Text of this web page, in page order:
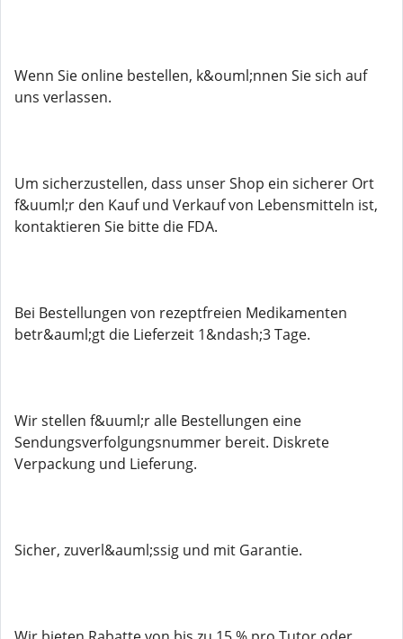
Wenn Sie online bestellen, k&ouml;nnen Sie sich auf
uns verlassen.
Um sicherzustellen, dass unser Shop ein sicherer Ort
f&uuml;r den Kauf und Verkauf von Lebensmitteln ist,
kontaktieren Sie bitte die FDA.
Bei Bestellungen von rezeptfreien Medikamenten
betr&auml;gt die Lieferzeit 1&ndash;3 Tage.
Wir stellen f&uuml;r alle Bestellungen eine
Sendungsverfolgungsnummer bereit. Diskrete
Verpackung und Lieferung.
Sicher, zuverl&auml;ssig und mit Garantie.